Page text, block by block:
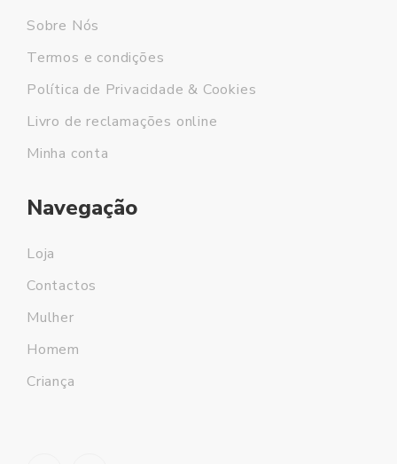
Sobre Nós
Termos e condições
Política de Privacidade & Cookies
Livro de reclamações online
Minha conta
Navegação
Loja
Contactos
Mulher
Homem
Criança